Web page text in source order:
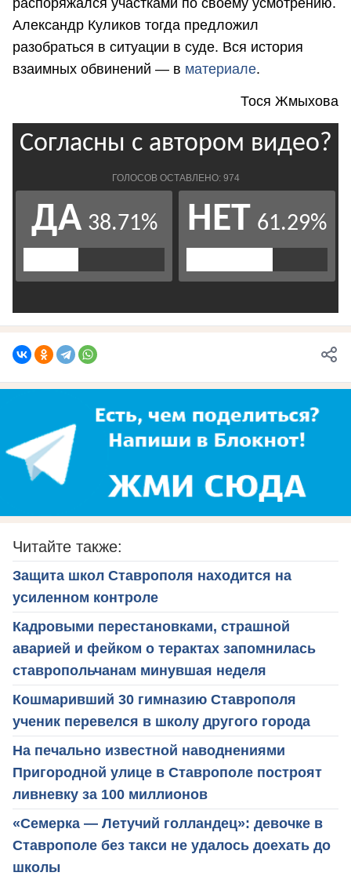
распоряжался участками по своему усмотрению.
Александр Куликов тогда предложил
разобраться в ситуации в суде. Вся история
взаимных обвинений — в материале.
Тося Жмыхова
Читайте также:
Защита школ Ставрополя находится на
усиленном контроле
Кадровыми перестановками, страшной
аварией и фейком о терактах запомнилась
ставропольчанам минувшая неделя
Кошмаривший 30 гимназию Ставрополя
ученик перевелся в школу другого города
На печально известной наводнениями
Пригородной улице в Ставрополе построят
ливневку за 100 миллионов
«Семерка — Летучий голландец»: девочке в
Ставрополе без такси не удалось доехать до
школы